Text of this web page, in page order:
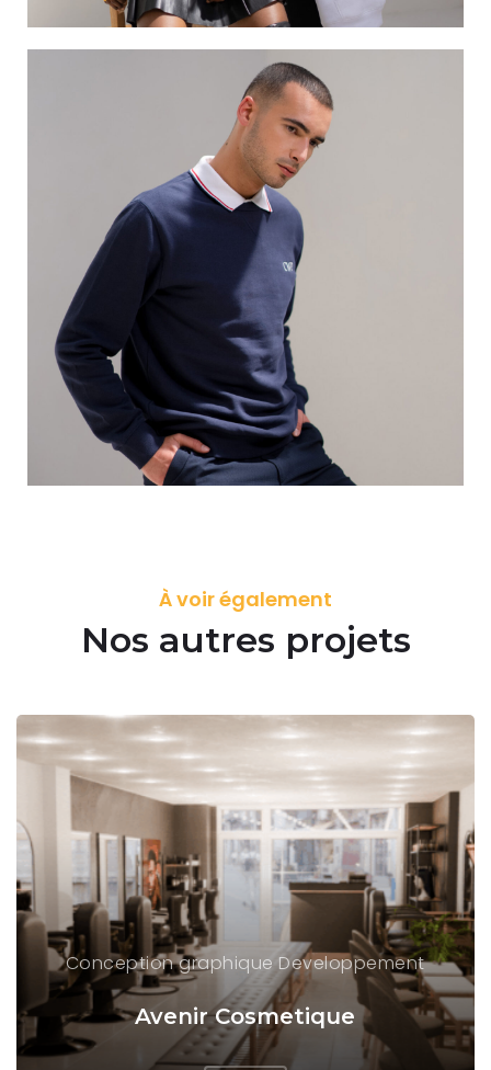
À voir également
Nos autres projets
Conception graphiqueDeveloppement
Avenir Cosmetique